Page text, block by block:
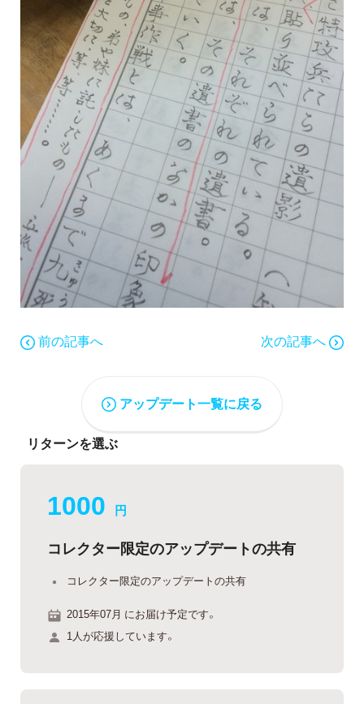
前の記事へ 次の記事へ
アップデート一覧に戻る
リターンを選ぶ
1000 円
コレクター限定のアップデートの共有
コレクター限定のアップデートの共有
2015年07月 にお届け予定です。
1人が応援しています。